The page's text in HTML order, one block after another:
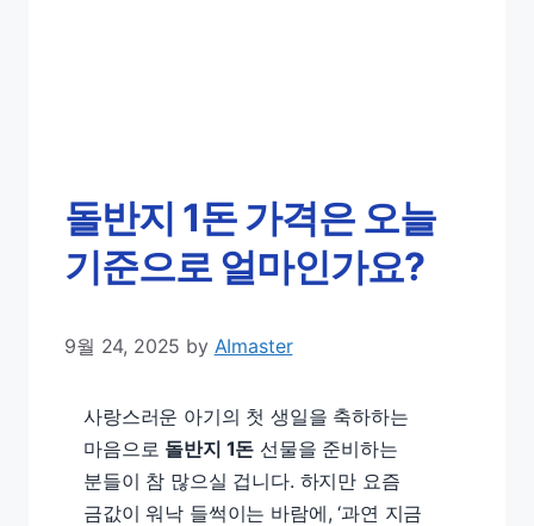
돌반지 1돈 가격은 오늘
기준으로 얼마인가요?
9월 24, 2025 by AImaster
사랑스러운 아기의 첫 생일을 축하하는
마음으로 돌반지 1돈 선물을 준비하는
분들이 참 많으실 겁니다. 하지만 요즘
금값이 워낙 들썩이는 바람에, ‘과연 지금